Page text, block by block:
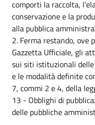
comporti la raccolta,
conservazione e la
alla pubblica
2. Ferma restando, ove
Gazzetta Ufficiale, gli
sui siti istituzionali
e le modalità definite
7, commi 2 e 4, della
13 - Obblighi di
delle pubbliche